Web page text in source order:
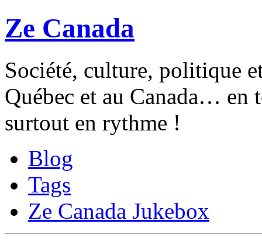
Ze Canada
Société, culture, politique
Québec et au Canada… en
surtout en rythme !
Blog
Tags
Ze Canada Jukebox